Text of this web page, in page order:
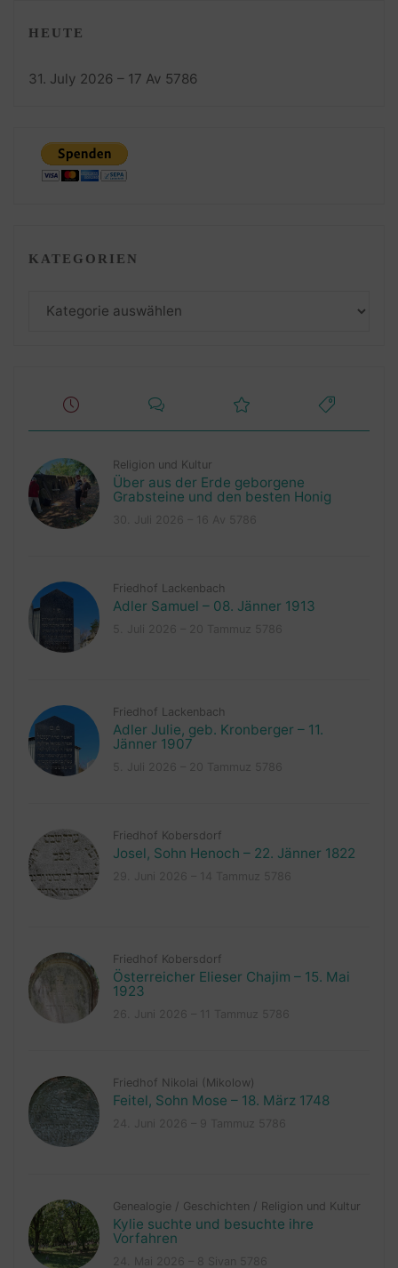
HEUTE
31. July 2026 – 17 Av 5786
KATEGORIEN
Kategorien
Religion und Kultur
Über aus der Erde geborgene
Grabsteine und den besten Honig
Friedhof Lackenbach
Adler Samuel – 08. Jänner 1913
Friedhof Lackenbach
Adler Julie, geb. Kronberger – 11.
Jänner 1907
Friedhof Kobersdorf
Josel, Sohn Henoch – 22. Jänner 1822
Friedhof Kobersdorf
Österreicher Elieser Chajim – 15. Mai
1923
Friedhof Nikolai (Mikolow)
Feitel, Sohn Mose – 18. März 1748
Genealogie / Geschichten / Religion und Kultur
Kylie suchte und besuchte ihre
Vorfahren